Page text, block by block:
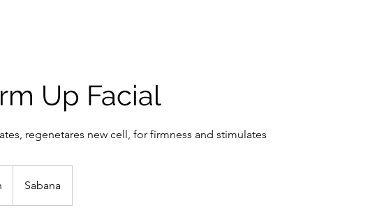
Up Facial
regenetares new cell, for firmness and stimulates
Sabana